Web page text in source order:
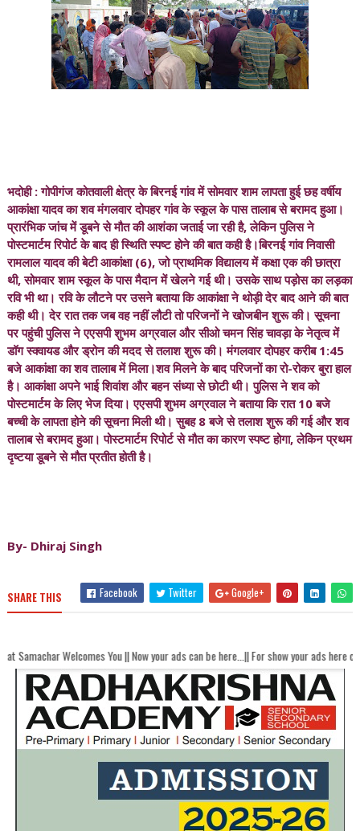
भदोही : गोपीगंज कोतवाली क्षेत्र के बिरनई गांव में सोमवार शाम लापता हुई छह वर्षीय
आकांक्षा यादव का शव मंगलवार दोपहर गांव के स्कूल के पास तालाब से बरामद हुआ।
प्रारंभिक जांच में डूबने से मौत की आशंका जताई जा रही है, लेकिन पुलिस ने
पोस्टमार्टम रिपोर्ट के बाद ही स्थिति स्पष्ट होने की बात कही है।बिरनई गांव निवासी
रामलाल यादव की बेटी आकांक्षा (6), जो प्राथमिक विद्यालय में कक्षा एक की छात्रा
थी, सोमवार शाम स्कूल के पास मैदान में खेलने गई थी। उसके साथ पड़ोस का लड़का
रवि भी था। रवि के लौटने पर उसने बताया कि आकांक्षा ने थोड़ी देर बाद आने की बात
कही थी। देर रात तक जब वह नहीं लौटी तो परिजनों ने खोजबीन शुरू की। सूचना
पर पहुंची पुलिस ने एएसपी शुभम अग्रवाल और सीओ चमन सिंह चावड़ा के नेतृत्व में
डॉग स्क्वायड और ड्रोन की मदद से तलाश शुरू की। मंगलवार दोपहर करीब 1:45
बजे आकांक्षा का शव तालाब में मिला।शव मिलने के बाद परिजनों का रो-रोकर बुरा हाल
है। आकांक्षा अपने भाई शिवांश और बहन संध्या से छोटी थी। पुलिस ने शव को
पोस्टमार्टम के लिए भेज दिया। एएसपी शुभम अग्रवाल ने बताया कि रात 10 बजे
बच्ची के लापता होने की सूचना मिली थी। सुबह 8 बजे से तलाश शुरू की गई और शव
तालाब से बरामद हुआ। पोस्टमार्टम रिपोर्ट से मौत का कारण स्पष्ट होगा, लेकिन प्रथम
दृष्टया डूबने से मौत प्रतीत होती है।
By- Dhiraj Singh
SHARE THIS Facebook Twitter Google+
You || Now your ads can be here...|| For show your ads here contact